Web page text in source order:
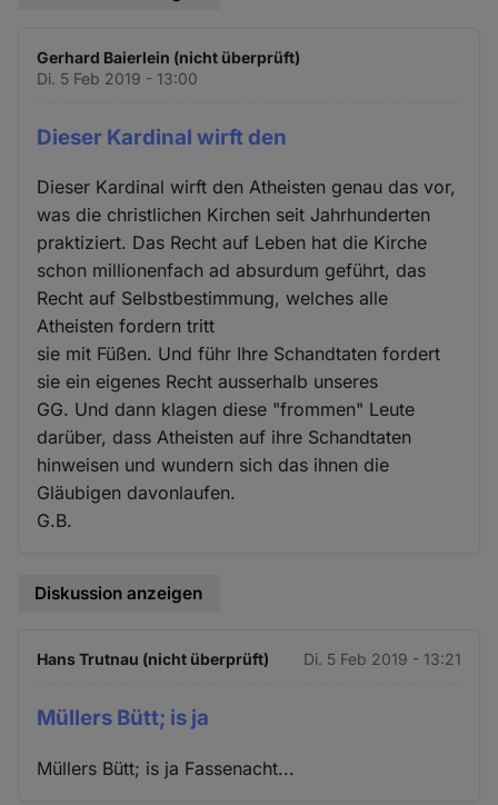
Gerhard Baierlein (nicht überprüft)
Di. 5 Feb 2019 - 13:00
Dieser Kardinal wirft den
Dieser Kardinal wirft den Atheisten genau das vor,
was die christlichen Kirchen seit Jahrhunderten
praktiziert. Das Recht auf Leben hat die Kirche
schon millionenfach ad absurdum geführt, das
Recht auf Selbstbestimmung, welches alle
Atheisten fordern tritt
sie mit Füßen. Und führ Ihre Schandtaten fordert
sie ein eigenes Recht ausserhalb unseres
GG. Und dann klagen diese "frommen" Leute
darüber, dass Atheisten auf ihre Schandtaten
hinweisen und wundern sich das ihnen die
Gläubigen davonlaufen.
G.B.
Diskussion anzeigen
Hans Trutnau (nicht überprüft) Di. 5 Feb 2019 - 13:21
Müllers Bütt; is ja
Müllers Bütt; is ja Fassenacht...